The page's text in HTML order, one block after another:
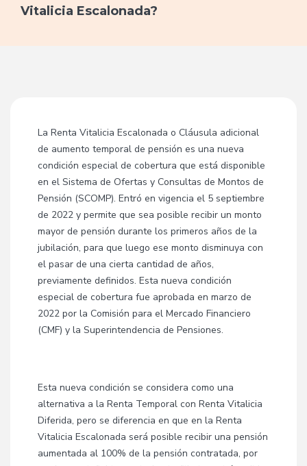
Vitalicia Escalonada?
La Renta Vitalicia Escalonada o Cláusula adicional
de aumento temporal de pensión es una nueva
condición especial de cobertura que está disponible
en el Sistema de Ofertas y Consultas de Montos de
Pensión (SCOMP). Entró en vigencia el 5 septiembre
de 2022 y permite que sea posible recibir un monto
mayor de pensión durante los primeros años de la
jubilación, para que luego ese monto disminuya con
el pasar de una cierta cantidad de años,
previamente definidos. Esta nueva condición
especial de cobertura fue aprobada en marzo de
2022 por la Comisión para el Mercado Financiero
(CMF) y la Superintendencia de Pensiones.
Esta nueva condición se considera como una
alternativa a la Renta Temporal con Renta Vitalicia
Diferida, pero se diferencia en que en la Renta
Vitalicia Escalonada será posible recibir una pensión
aumentada al 100% de la pensión contratada, por